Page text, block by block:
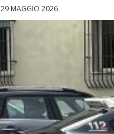
29 MAGGIO 2026